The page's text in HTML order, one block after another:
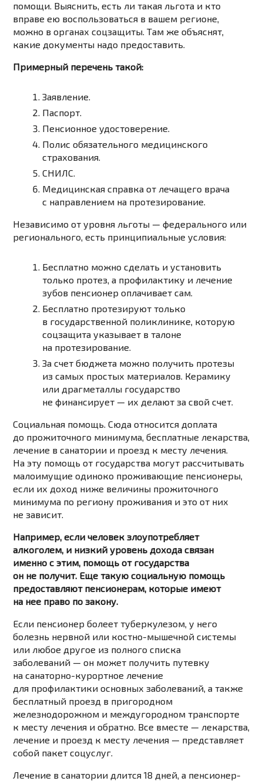
помощи. Выяснить, есть ли такая льгота и кто
вправе ею воспользоваться в вашем регионе,
можно в органах соцзащиты. Там же объяснят,
какие документы надо предоставить.
Примерный перечень такой:
Заявление.
Паспорт.
Пенсионное удостоверение.
Полис обязательного медицинского
страхования.
СНИЛС.
Медицинская справка от лечащего врача
с направлением на протезирование.
Независимо от уровня льготы — федерального или
регионального, есть принципиальные условия:
Бесплатно можно сделать и установить
только протез, а профилактику и лечение
зубов пенсионер оплачивает сам.
Бесплатно протезируют только
в государственной поликлинике, которую
соцзащита указывает в талоне
на протезирование.
За счет бюджета можно получить протезы
из самых простых материалов. Керамику
или драгметаллы государство
не финансирует — их делают за свой счет.
Социальная помощь. Сюда относится доплата
до прожиточного минимума, бесплатные лекарства,
лечение в санатории и проезд к месту лечения.
На эту помощь от государства могут рассчитывать
малоимущие одиноко проживающие пенсионеры,
если их доход ниже величины прожиточного
минимума по региону проживания и это от них
не зависит.
Например, если человек злоупотребляет
алкоголем, и низкий уровень дохода связан
именно с этим, помощь от государства
он не получит. Еще такую социальную помощь
предоставляют пенсионерам, которые имеют
на нее право по закону.
Если пенсионер болеет туберкулезом, у него
болезнь нервной или костно-мышечной системы
или любое другое из полного списка
заболеваний — он может получить путевку
на санаторно-курортное лечение
для профилактики основных заболеваний, а также
бесплатный проезд в пригородном
железнодорожном и междугородном транспорте
к месту лечения и обратно. Все вместе — лекарства,
лечение и проезд к месту лечения — представляет
собой пакет соцуслуг.
Лечение в санатории длится 18 дней, а пенсионер-